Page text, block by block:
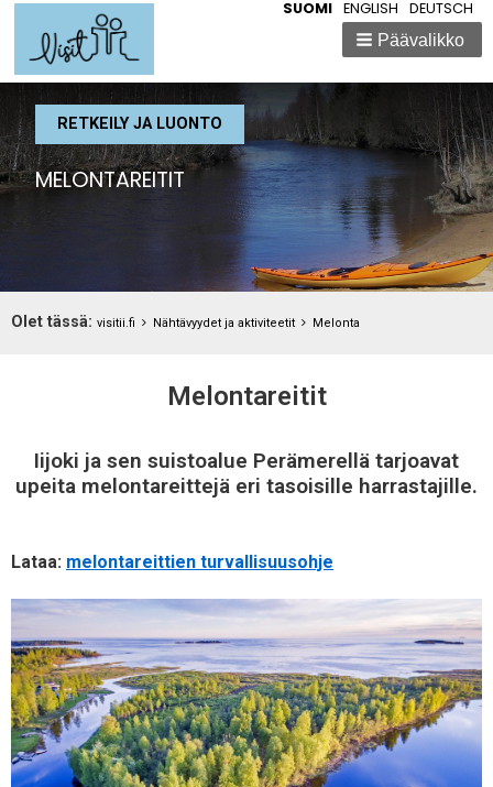
Päävalikko
ENGLISH
SUOMI DEUTSCH
RETKEILY JA LUONTO
MELONTAREITIT
Breadcrumbs
You
Olet tässä: visitii.fi Nähtävyydet ja aktiviteetit Melonta
Melontareitit
Iijoki ja sen suistoalue Perämerellä tarjoavat
upeita melontareittejä eri tasoisille harrastajille.
Lataa: melontareittien turvallisuusohje